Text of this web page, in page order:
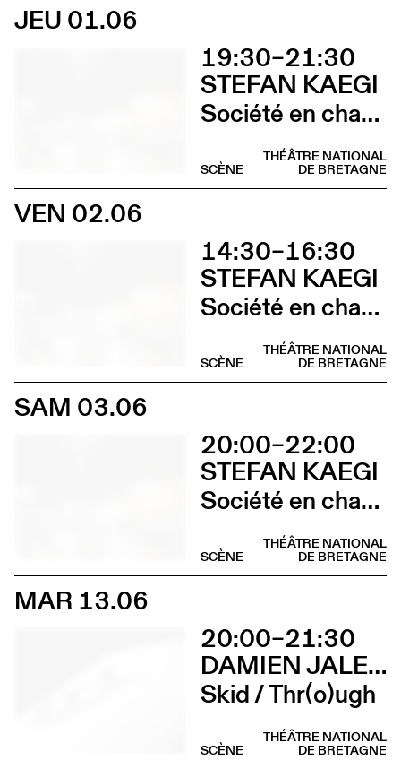
JEU 01.06
19:30–21:30
STEFAN KAEGI
Société en chantier
THÉÂTRE NATIONAL
DE BRETAGNE
SCÈNE
VEN 02.06
14:30–16:30
STEFAN KAEGI
Société en chantier
THÉÂTRE NATIONAL
DE BRETAGNE
SCÈNE
SAM 03.06
20:00–22:00
STEFAN KAEGI
Société en chantier
THÉÂTRE NATIONAL
DE BRETAGNE
SCÈNE
MAR 13.06
20:00–21:30
DAMIEN JALET BALLET DU GRAND THÉÂTRE DE GENÈVE
Skid / Thr(o)ugh
THÉÂTRE NATIONAL
DE BRETAGNE
SCÈNE